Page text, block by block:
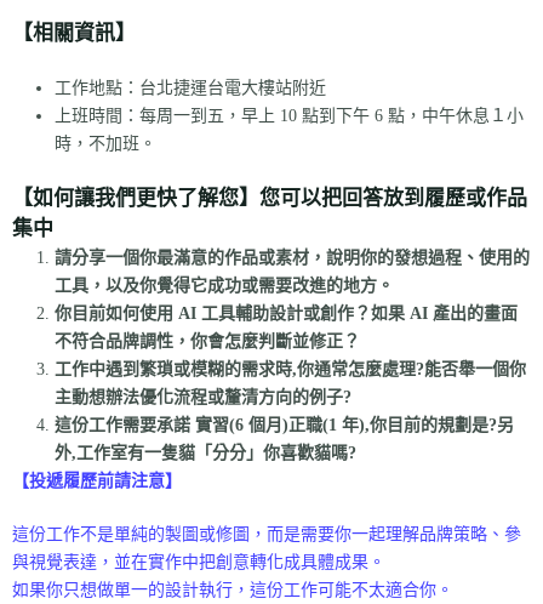
【相關資訊】
工作地點：台北捷運台電大樓站附近
上班時間：每周一到五，早上 10 點到下午 6 點，中午休息１小
時，不加班。
【如何讓我們更快了解您】您可以把回答放到履歷或作品
集中
請分享一個你最滿意的作品或素材，說明你的發想過程、使用的
工具，以及你覺得它成功或需要改進的地方。
你目前如何使用 AI 工具輔助設計或創作？如果 AI 產出的畫面
不符合品牌調性，你會怎麼判斷並修正？
工作中遇到繁瑣或模糊的需求時,你通常怎麼處理?能否舉一個你
主動想辦法優化流程或釐清方向的例子?
這份工作需要承諾 實習(6 個月)正職(1 年),你目前的規劃是?另
外,工作室有一隻貓「分分」你喜歡貓嗎?
【投遞履歷前請注意】
這份工作不是單純的製圖或修圖，而是需要你一起理解品牌策略、參
與視覺表達，並在實作中把創意轉化成具體成果。
如果你只想做單一的設計執行，這份工作可能不太適合你。